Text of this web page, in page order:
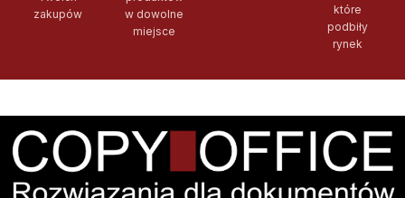
zakupów
w dowolne
miejsce
które
podbiły
rynek